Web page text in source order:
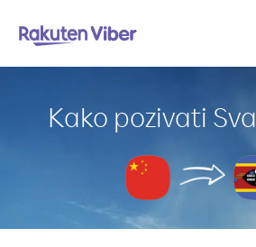
Kako pozivati